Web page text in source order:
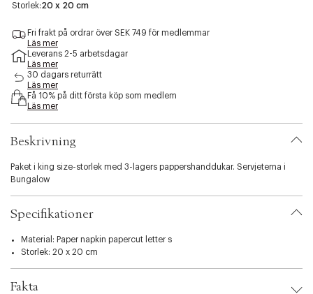
a
c
s
b
i
t
.
v
a
r
i
o
n
Storlek:20 x 20 cm
Fri frakt på ordrar över SEK 749 för medlemmar
Läs mer
Leverans 2-5 arbetsdagar
Läs mer
30 dagars returrätt
Läs mer
Få 10% på ditt första köp som medlem
Läs mer
Beskrivning
Paket i king size-storlek med 3-lagers pappershanddukar. Servjeterna i
Bungalow
Specifikationer
Material: Paper napkin papercut letter s
Storlek: 20 x 20 cm
Fakta